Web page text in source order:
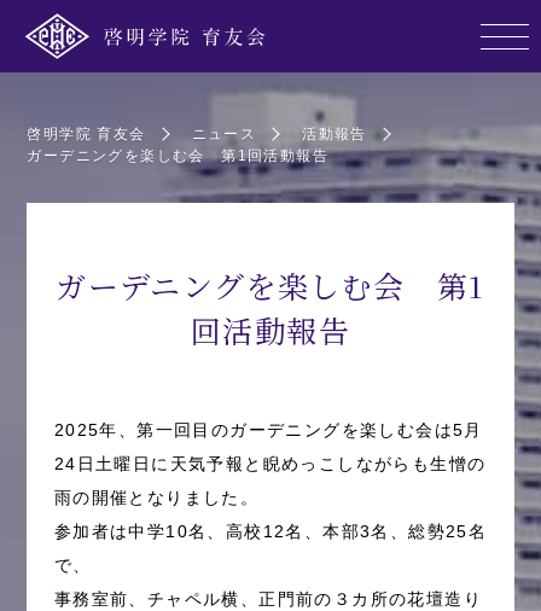
啓明学院 育友会 ニュース
活動報告
ガーデニングを楽しむ会 第1回活動報告
ガーデニングを楽しむ会 第1
回活動報告
2025年、第一回目のガーデニングを楽しむ会は5月
24日土曜日に天気予報と睨めっこしながらも生憎の
雨の開催となりました。
参加者は中学10名、高校12名、本部3名、総勢25名
で、
事務室前、チャペル横、正門前の３カ所の花壇造り